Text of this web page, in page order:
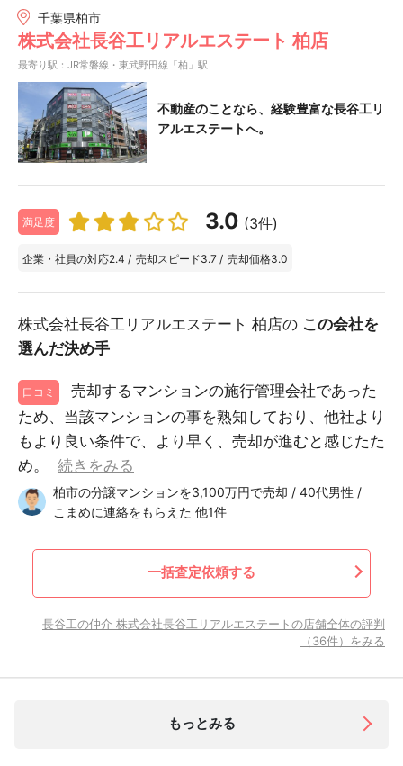
千葉県柏市
株式会社長谷工リアルエステート 柏店
最寄り駅：JR常磐線・東武野田線「柏」駅
不動産のことなら、経験豊富な長谷工リ
アルエステートへ。
満足度 3.0 (3件)
企業・社員の対応2.4 / 売却スピード3.7 / 売却価格3.0
株式会社長谷工リアルエステート 柏店の この会社を
選んだ決め手
口コミ
売却するマンションの施行管理会社であった
ため、当該マンションの事を熟知しており、他社より
もより良い条件で、より早く、売却が進むと感じたた
め。
続きをみる
柏市の分譲マンションを3,100万円で売却 / 40代男性 /
こまめに連絡をもらえた 他1件
一括査定依頼する
長谷工の仲介 株式会社長谷工リアルエステートの店舗全体の評判
（36件）をみる
もっとみる